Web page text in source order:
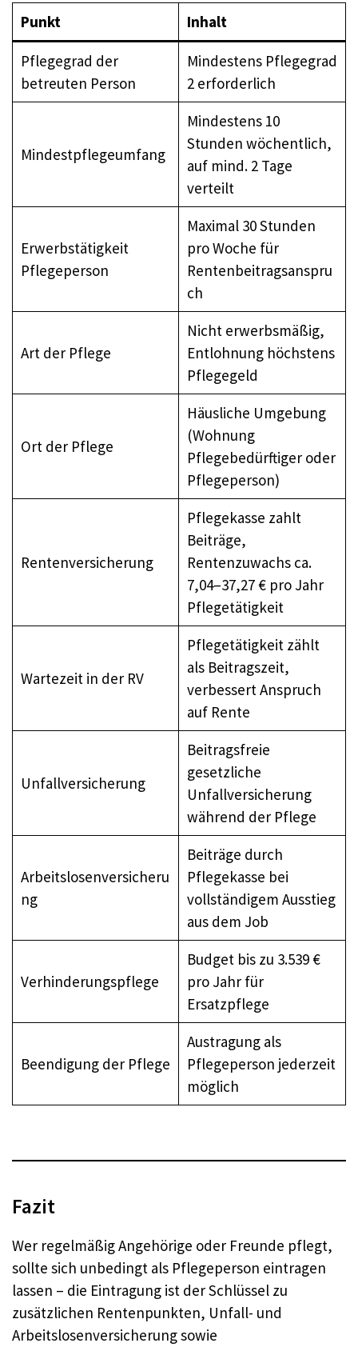
Punkt Inhalt
Pflegegrad der
betreuten Person
Mindestens Pflegegrad
2 erforderlich
Mindestpflegeumfang
Mindestens 10
Stunden wöchentlich,
auf mind. 2 Tage
verteilt
Erwerbstätigkeit
Pflegeperson
Maximal 30 Stunden
pro Woche für
Rentenbeitragsanspru
ch
Art der Pflege
Nicht erwerbsmäßig,
Entlohnung höchstens
Pflegegeld
Ort der Pflege
Häusliche Umgebung
(Wohnung
Pflegebedürftiger oder
Pflegeperson)
Rentenversicherung
Pflegekasse zahlt
Beiträge,
Rentenzuwachs ca.
7,04–37,27 € pro Jahr
Pflegetätigkeit
Wartezeit in der RV
Pflegetätigkeit zählt
als Beitragszeit,
verbessert Anspruch
auf Rente
Unfallversicherung
Beitragsfreie
gesetzliche
Unfallversicherung
während der Pflege
Arbeitslosenversicheru
ng
Beiträge durch
Pflegekasse bei
vollständigem Ausstieg
aus dem Job
Verhinderungspflege
Budget bis zu 3.539 €
pro Jahr für
Ersatzpflege
Beendigung der Pflege
Austragung als
Pflegeperson jederzeit
möglich
Fazit
Wer regelmäßig Angehörige oder Freunde pflegt,
sollte sich unbedingt als Pflegeperson eintragen
lassen – die Eintragung ist der Schlüssel zu
zusätzlichen Rentenpunkten, Unfall- und
Arbeitslosenversicherung sowie